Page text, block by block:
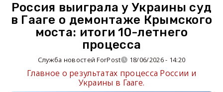
Россия выиграла у Украины суд
в Гааге о демонтаже Крымского
моста: итоги 10-летнего
процесса
Служба новостей ForPost 18/06/2026 - 14:20
Главное о результатах процесса России и
Украины в Гааге.